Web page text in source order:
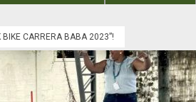
BIKE CARRERA BABA 2023”!